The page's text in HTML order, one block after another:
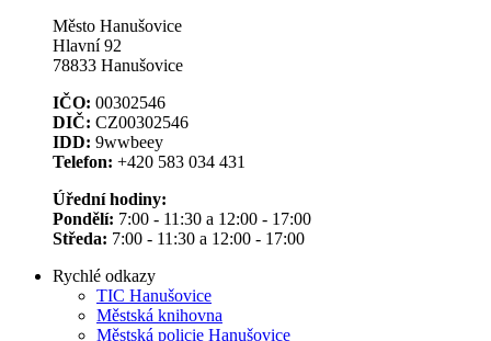
Město Hanušovice
Hlavní 92
78833 Hanušovice
IČO: 00302546
DIČ: CZ00302546
IDD: 9wwbeey
Telefon: +420 583 034 431
Úřední hodiny:
Pondělí: 7:00 - 11:30 a 12:00 - 17:00
Středa: 7:00 - 11:30 a 12:00 - 17:00
Rychlé odkazy
TIC Hanušovice
Městská knihovna
Městská policie Hanušovice